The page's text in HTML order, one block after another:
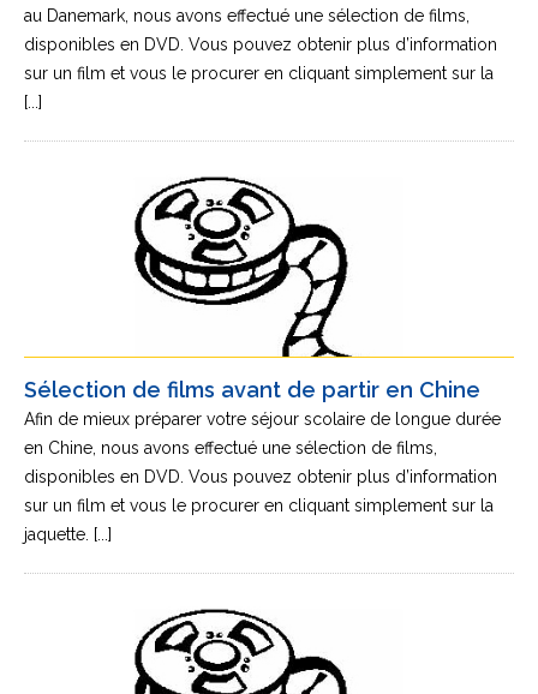
au Danemark, nous avons effectué une sélection de films,
disponibles en DVD. Vous pouvez obtenir plus d’information
sur un film et vous le procurer en cliquant simplement sur la
[...]
Sélection de films avant de partir en Chine
Afin de mieux préparer votre séjour scolaire de longue durée
en Chine, nous avons effectué une sélection de films,
disponibles en DVD. Vous pouvez obtenir plus d’information
sur un film et vous le procurer en cliquant simplement sur la
jaquette. [...]